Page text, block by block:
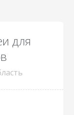
для